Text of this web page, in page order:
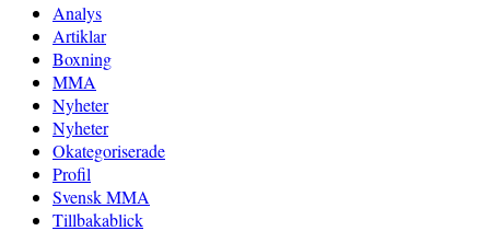
Analys
Artiklar
Boxning
MMA
Nyheter
Nyheter
Okategoriserade
Profil
Svensk MMA
Tillbakablick